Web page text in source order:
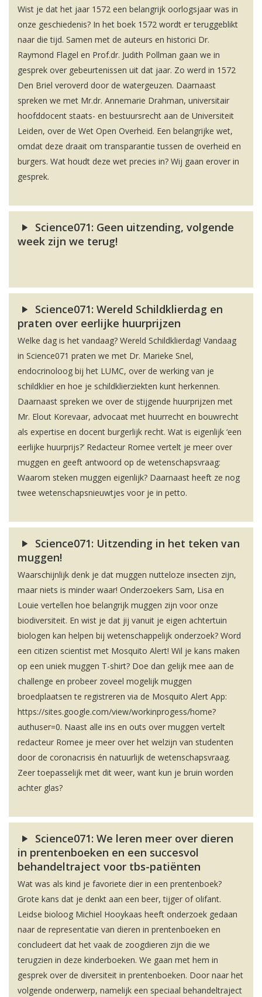
Wist je dat het jaar 1572 een belangrijk oorlogsjaar was in
onze geschiedenis? In het boek 1572 wordt er teruggeblikt
naar die tijd. Samen met de auteurs en historici Dr.
Raymond Flagel en Prof.dr. Judith Pollman gaan we in
gesprek over gebeurtenissen uit dat jaar. Zo werd in 1572
Den Briel veroverd door de watergeuzen. Daarnaast
spreken we met Mr.dr. Annemarie Drahman, universitair
hoofddocent staats- en bestuursrecht aan de Universiteit
Leiden, over de Wet Open Overheid. Een belangrijke wet,
omdat deze draait om transparantie tussen de overheid en
burgers. Wat houdt deze wet precies in? Wij gaan erover in
gesprek.
Science071: Geen uitzending, volgende
week zijn we terug!
Science071: Wereld Schildklierdag en
praten over eerlijke huurprijzen
Welke dag is het vandaag? Wereld Schildklierdag! Vandaag
in Science071 praten we met Dr. Marieke Snel,
endocrinoloog bij het LUMC, over de werking van je
schildklier en hoe je schildklierziekten kunt herkennen.
Daarnaast spreken we over de stijgende huurprijzen met
Mr. Elout Korevaar, advocaat met huurrecht en bouwrecht
als expertise en docent burgerlijk recht. Wat is eigenlijk ‘een
eerlijke huurprijs?’ Redacteur Romee vertelt je meer over
muggen en geeft antwoord op de wetenschapsvraag:
Waarom steken muggen eigenlijk? Daarnaast heeft ze nog
twee wetenschapsnieuwtjes voor je in petto.
Science071: Uitzending in het teken van
muggen!
Waarschijnlijk denk je dat muggen nutteloze insecten zijn,
maar niets is minder waar! Onderzoekers Sam, Lisa en
Louie vertellen hoe belangrijk muggen zijn voor onze
biodiversiteit. En wist je dat jij vanuit je eigen achtertuin
biologen kan helpen bij wetenschappelijk onderzoek? Word
een citizen scientist met Mosquito Alert! Wil je kans maken
op een uniek muggen T-shirt? Doe dan gelijk mee aan de
challenge en probeer zoveel mogelijk muggen
broedplaatsen te registreren via de Mosquito Alert App:
https://sites.google.com/view/workinprogess/home?
authuser=0. Naast alle ins en outs over muggen vertelt
redacteur Romee je meer over het welzijn van studenten
door de coronacrisis én natuurlijk de wetenschapsvraag.
Zeer toepasselijk met dit weer, want kun je bruin worden
achter glas?
Science071: We leren meer over dieren
in prentenboeken en een succesvol
behandeltraject voor tbs-patiënten
Wat was als kind je favoriete dier in een prentenboek?
Grote kans dat je denkt aan een beer, tijger of olifant.
Leidse bioloog Michiel Hooykaas heeft onderzoek gedaan
naar de representatie van dieren in prentenboeken en
concludeert dat het vaak de zoogdieren zijn die we
terugzien in deze kinderboeken. We gaan met hem in
gesprek over de diversiteit in prentenboeken. Door naar het
volgende onderwerp, namelijk een speciaal behandeltraject